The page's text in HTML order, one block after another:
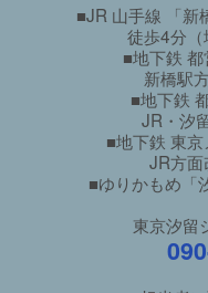
■JR 山手線 「新
徒歩4分（
■地下鉄 都
新橋駅
■地下鉄
JR・汐
■地下鉄 東京
JR方
■ゆりかもめ「
東京汐留